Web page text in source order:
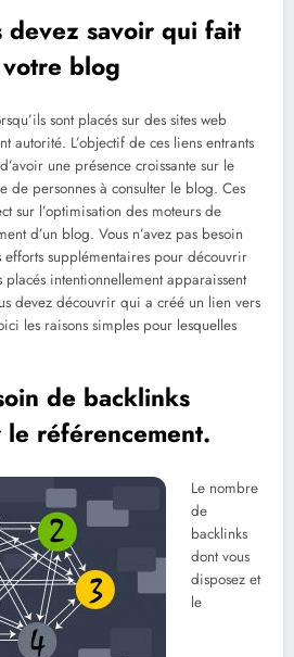
devez savoir qui fait
blog
sont placés sur des sites web
autorité. L’objectif de ces liens entrants
une présence croissante sur le
de personnes à consulter le blog. Ces
sur l’optimisation des moteurs de
d’un blog. Vous n’avez pas besoin
efforts supplémentaires pour découvrir
placés intentionnellement apparaissent
devez découvrir qui a créé un lien vers
les raisons simples pour lesquelles
de backlinks
référencement.
Le nombre
de
backlinks
dont vous
disposez et
le